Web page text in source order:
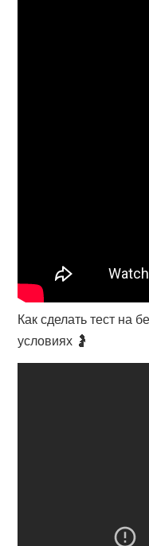
Как сделать тест на
условиях 🤰